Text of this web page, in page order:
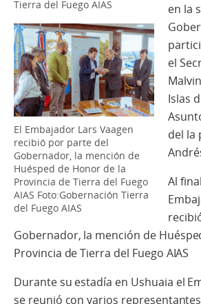
Tierra del Fuego AIAS
El Embajador Lars Vaagen
recibió por parte del
Gobernador, la mención de
Huésped de Honor de la
Provincia de Tierra del Fuego
AIAS Foto:Gobernación Tierra
del Fuego AIAS
en la
el
Islas
del la
Al
Gobernador, la mención de
Provincia de Tierra del Fuego AIAS
Durante su estadía en Ushuaia el
se reunió con varios